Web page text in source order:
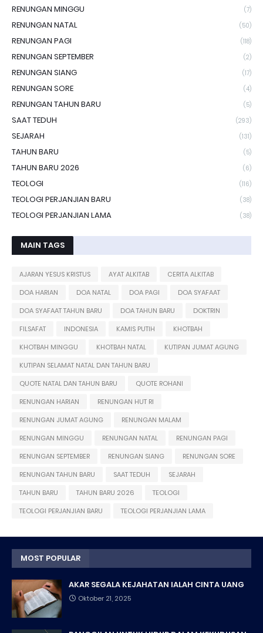
RENUNGAN MINGGU (7)
RENUNGAN NATAL (50)
RENUNGAN PAGI (118)
RENUNGAN SEPTEMBER (2)
RENUNGAN SIANG (17)
RENUNGAN SORE (4)
RENUNGAN TAHUN BARU (5)
SAAT TEDUH (293)
SEJARAH (131)
TAHUN BARU (5)
TAHUN BARU 2026 (6)
TEOLOGI (116)
TEOLOGI PERJANJIAN BARU (38)
TEOLOGI PERJANJIAN LAMA (38)
MAIN TAGS
AJARAN YESUS KRISTUS AYAT ALKITAB
CERITA ALKITAB
DOA HARIAN
DOA NATAL DOA PAGI
DOA SYAFAAT
DOA SYAFAAT TAHUN BARU
DOA TAHUN BARU
DOKTRIN
FILSAFAT
INDONESIA KAMIS PUTIH
KHOTBAH
KHOTBAH MINGGU
KHOTBAH NATAL
KUTIPAN JUMAT AGUNG
KUTIPAN SELAMAT NATAL DAN TAHUN BARU
QUOTE NATAL DAN TAHUN BARU
QUOTE ROHANI
RENUNGAN HARIAN
RENUNGAN HUT RI
RENUNGAN JUMAT AGUNG
RENUNGAN MALAM
RENUNGAN MINGGU
RENUNGAN NATAL
RENUNGAN PAGI
RENUNGAN SEPTEMBER
RENUNGAN SIANG
RENUNGAN SORE
RENUNGAN TAHUN BARU
SAAT TEDUH
SEJARAH
TAHUN BARU
TAHUN BARU 2026
TEOLOGI
TEOLOGI PERJANJIAN BARU
TEOLOGI PERJANJIAN LAMA
MOST POPULAR
AKAR SEGALA KEJAHATAN IALAH CINTA UANG
Oktober 21, 2025